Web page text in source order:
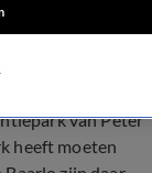
van Peter
heeft moeten